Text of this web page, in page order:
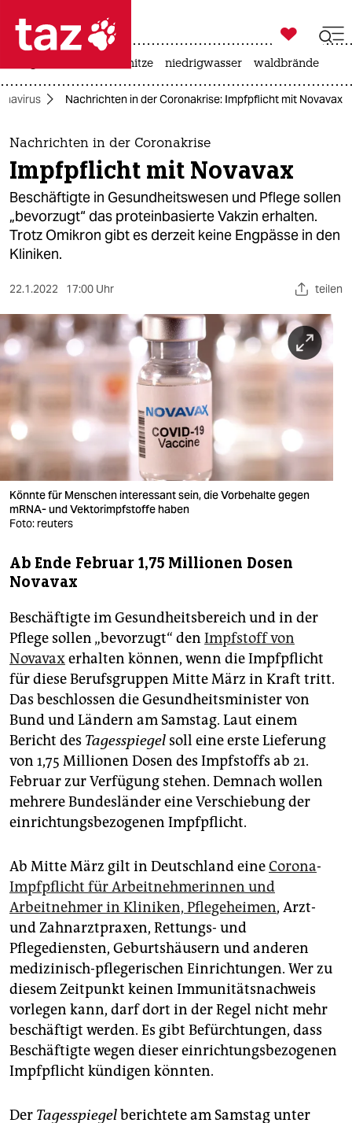
 taz zahl ich
taz zahl ich
themen
politik
öko
gesellschaft
kultur
sport
berlin
nord
wahrheit
verlag
verlag
veranstaltungen
shop
fragen & hilfe
unterstützen
abo
genossenschaft
epaper login

taz zahl ich
hitze niedrigwasser waldbrände
Nachrichten in der Coronakrise: Impfpflicht mit Novavax
Nachrichten in der Coronakrise
Impfpflicht mit Novavax
Beschäftigte in Gesundheitswesen und Pflege sollen
„bevorzugt“ das proteinbasierte Vakzin erhalten.
Trotz Omikron gibt es derzeit keine Engpässe in den
Kliniken.
22.1.2022 17:00 Uhr teilen
Könnte für Menschen interessant sein, die Vorbehalte gegen
mRNA- und Vektorimpfstoffe haben
Foto: reuters
Ab Ende Februar 1,75 Millionen Dosen
Novavax
Beschäftigte im Gesundheitsbereich und in der
Pflege sollen „bevorzugt“ den Impfstoff von
Novavaxerhalten können, wenn die Impfpflicht
für diese Berufsgruppen Mitte März in Kraft tritt.
Das beschlossen die Gesundheitsminister von
Bund und Ländern am Samstag. Laut einem
Bericht des Tagesspiegel soll eine erste Lieferung
von 1,75 Millionen Dosen des Impfstoffs ab 21.
Februar zur Verfügung stehen. Demnach wollen
mehrere Bundesländer eine Verschiebung der
einrichtungsbezogenen Impfpflicht.
Ab Mitte März gilt in Deutschland eineCorona-
Impfpflicht für Arbeitnehmerinnen und
Arbeitnehmer in Kliniken, Pflegeheimen, Arzt-
und Zahnarztpraxen, Rettungs- und
Pflegediensten, Geburtshäusern und anderen
medizinisch-pflegerischen Einrichtungen. Wer zu
diesem Zeitpunkt keinen Immunitätsnachweis
vorlegen kann, darf dort in der Regel nicht mehr
beschäftigt werden. Es gibt Befürchtungen, dass
Beschäftigte wegen dieser einrichtungsbezogenen
Impfpflicht kündigen könnten.
Der Tagesspiegelberichtete am Samstag unter